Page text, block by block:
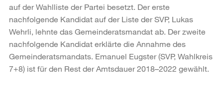
auf der Wahlliste der Partei besetzt. Der erste
nachfolgende Kandidat auf der Liste der SVP, Lukas
Wehrli, lehnte das Gemeinderatsmandat ab. Der zweite
nachfolgende Kandidat erklärte die Annahme des
Gemeinderatsmandats. Emanuel Eugster (SVP, Wahlkreis
7+8) ist für den Rest der Amtsdauer 2018–2022 gewählt.